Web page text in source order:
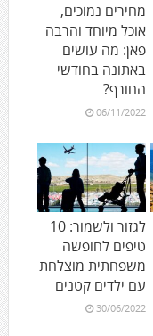
מחירים נמוכים,
אוכל מיוחד והרבה
פאן: מה עושים
באתונה בחודשי
החורף?
06/11/2022
לגזור ולשמור: 10
טיפים לחופשה
משפחתית מוצלחת
עם ילדים קטנים
30/06/2022